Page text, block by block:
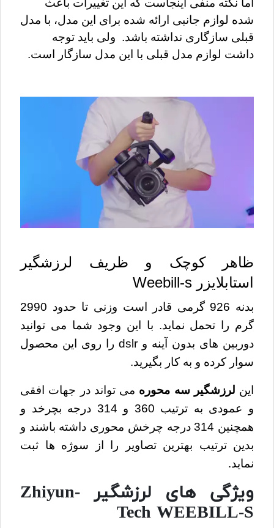
داشت لوازم مدل قبلی با این مدل سازگار است.
ظاهر کوچک و ظریف لرزشگیر
استابلایزر Weebill-s
بدنه 926 گرمی قادر است وزنی تا حدود 2990
گرم را تحمل نماید. با این وجود شما می توانید
دوربین های بدون آینه و dslr را روی این محصول
سوار کرده و به کار بگیرید.
این لرزشگیر سه محوره می تواند در جهات افقی
و عمودی به ترتیب 360 و 314 درجه بچرخد و
همچنین 314 درجه چرخش محوری داشته باشند و
بدین ترتیب بهترین تصاویر را از سوژه ها ثبت
نماید.
ویژگی های لرزشگیر Zhiyun-
Tech WEEBILL-S